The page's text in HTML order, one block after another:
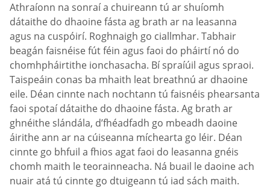
Athraíonn na sonraí a chuireann tú ar shuíomh
dátaithe do dhaoine fásta ag brath ar na leasanna
agus na cuspóirí. Roghnaigh go ciallmhar. Tabhair
beagán faisnéise fút féin agus faoi do pháirtí nó do
chomhpháirtithe ionchasacha. Bí spraíúil agus spraoi.
Taispeáin conas ba mhaith leat breathnú ar dhaoine
eile. Déan cinnte nach nochtann tú faisnéis phearsanta
faoi spotaí dátaithe do dhaoine fásta. Ag brath ar
ghnéithe slándála, d’fhéadfadh go mbeadh daoine
áirithe ann ar na cúiseanna míchearta go léir. Déan
cinnte go bhfuil a fhios agat faoi do leasanna gnéis
chomh maith le teorainneacha. Ná buail le daoine ach
nuair atá tú cinnte go dtuigeann tú iad sách maith.